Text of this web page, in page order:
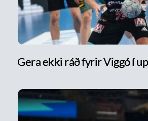
Gera ekki ráð fyrir Viggó í